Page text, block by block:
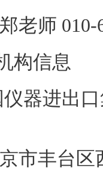
：郑老
构信息
器进出
市丰台区